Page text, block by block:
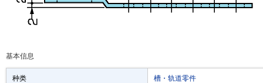
基本信息
种类 槽・轨道零件